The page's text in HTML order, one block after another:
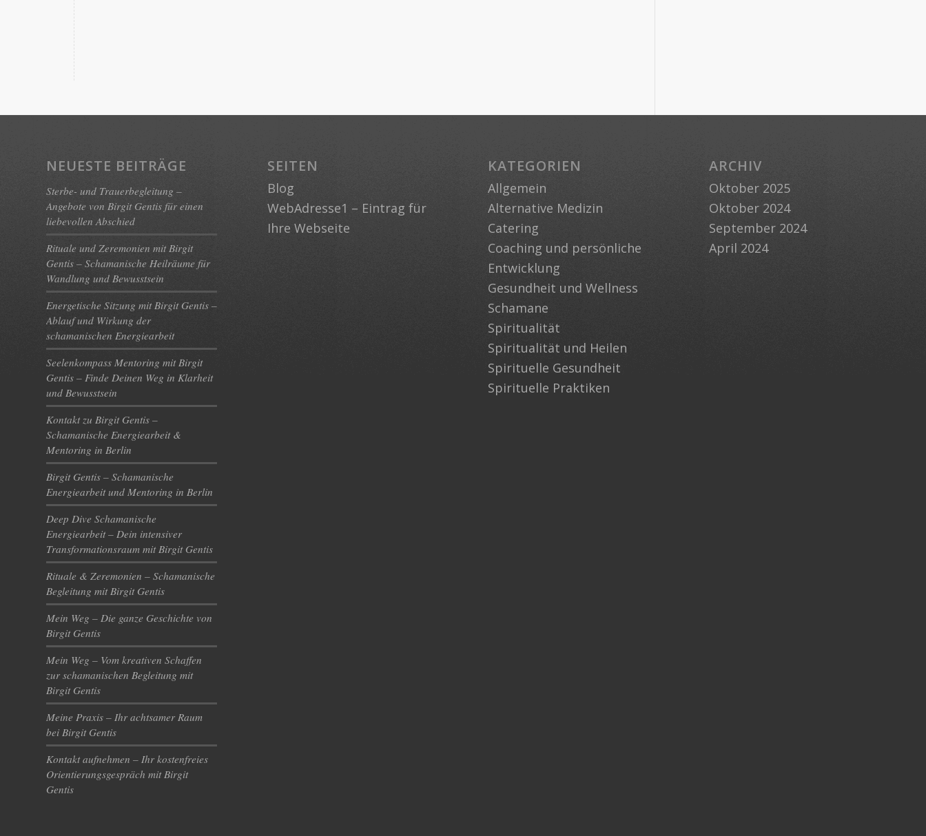
NEUESTE BEITRÄGE
Sterbe- und Trauerbegleitung –
Angebote von Birgit Gentis für einen
liebevollen Abschied
Rituale und Zeremonien mit Birgit
Gentis – Schamanische Heilräume für
Wandlung und Bewusstsein
Energetische Sitzung mit Birgit Gentis –
Ablauf und Wirkung der
schamanischen Energiearbeit
Seelenkompass Mentoring mit Birgit
Gentis – Finde Deinen Weg in Klarheit
und Bewusstsein
Kontakt zu Birgit Gentis –
Schamanische Energiearbeit &
Mentoring in Berlin
Birgit Gentis – Schamanische
Energiearbeit und Mentoring in Berlin
Deep Dive Schamanische
Energiearbeit – Dein intensiver
Transformationsraum mit Birgit Gentis
Rituale & Zeremonien – Schamanische
Begleitung mit Birgit Gentis
Mein Weg – Die ganze Geschichte von
Birgit Gentis
Mein Weg – Vom kreativen Schaffen
zur schamanischen Begleitung mit
Birgit Gentis
Meine Praxis – Ihr achtsamer Raum
bei Birgit Gentis
Kontakt aufnehmen – Ihr kostenfreies
Orientierungsgespräch mit Birgit
Gentis
SEITEN
Blog
WebAdresse1 – Eintrag für
Ihre Webseite
KATEGORIEN
Allgemein
Alternative Medizin
Catering
Coaching und persönliche
Entwicklung
Gesundheit und Wellness
Schamane
Spiritualität
Spiritualität und Heilen
Spirituelle Gesundheit
Spirituelle Praktiken
ARCHIV
Oktober 2025
Oktober 2024
September 2024
April 2024